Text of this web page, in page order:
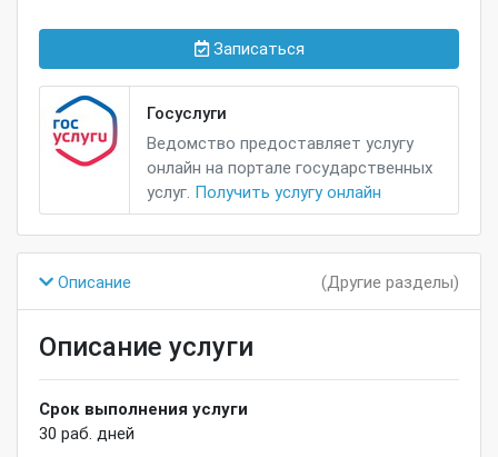
Записаться
Госуслуги
Ведомство предоставляет услугу
онлайн на портале государственных
услуг. Получить услугу онлайн
Описание (Другие разделы)
Описание услуги
Срок выполнения услуги
30 раб. дней